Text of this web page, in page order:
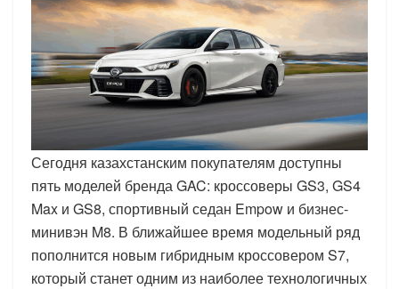
Сегодня казахстанским покупателям доступны
пять моделей бренда GAC: кроссоверы GS3, GS4
Max и GS8, спортивный седан Empow и бизнес-
минивэн M8. В ближайшее время модельный ряд
пополнится новым гибридным кроссовером S7,
который станет одним из наиболее технологичных